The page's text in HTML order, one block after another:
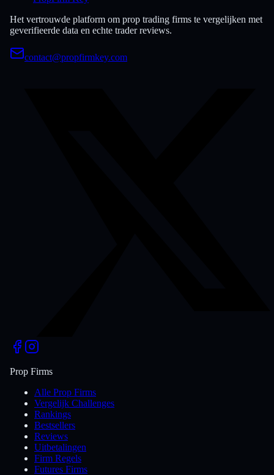
Het vertrouwde platform om prop trading firms te vergelijken met
geverifieerde data en echte trader reviews.
contact@propfirmkey.com
Prop Firms
Alle Prop Firms
Vergelijk Challenges
Rankings
Bestsellers
Reviews
Uitbetalingen
Firm Regels
Futures Firms